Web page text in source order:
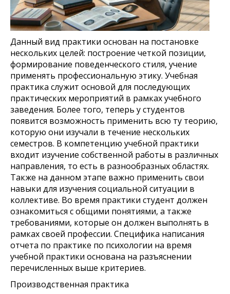
Данный вид практики основан на постановке
нескольких целей: построение четкой позиции,
формирование поведенческого стиля, учение
применять профессиональную этику. Учебная
практика служит основой для последующих
практических мероприятий в рамках учебного
заведения. Более того, теперь у студентов
появится возможность применить всю ту теорию,
которую они изучали в течение нескольких
семестров. В компетенцию учебной практики
входит изучение собственной работы в различных
направления, то есть в разнообразных областях.
Также на данном этапе важно применить свои
навыки для изучения социальной ситуации в
коллективе. Во время практики студент должен
ознакомиться с общими понятиями, а также
требованиями, которые он должен выполнять в
рамках своей профессии. Специфика написания
отчета по практике по психологии на время
учебной практики основана на разъяснении
перечисленных выше критериев.
Производственная практика